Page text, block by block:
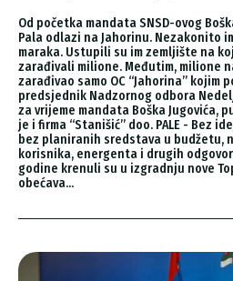
Od početka mandata SNSD-ovog
Pala odlazi na Jahorinu. Nezakonito
maraka. Ustupili su im zemljište na
zarađivali milione. Međutim, milione
zarađivao samo OC “Jahorina” kojim
predsjednik Nadzornog odbora
za vrijeme mandata Boška Jugovića,
je i firma “Stanišić” doo. PALE - Bez idejnog i glavnog projekta,
bez planiranih sredstava u budžetu,
korisnika, energenta i drugih
godine krenuli su u izgradnju nove
obećava...